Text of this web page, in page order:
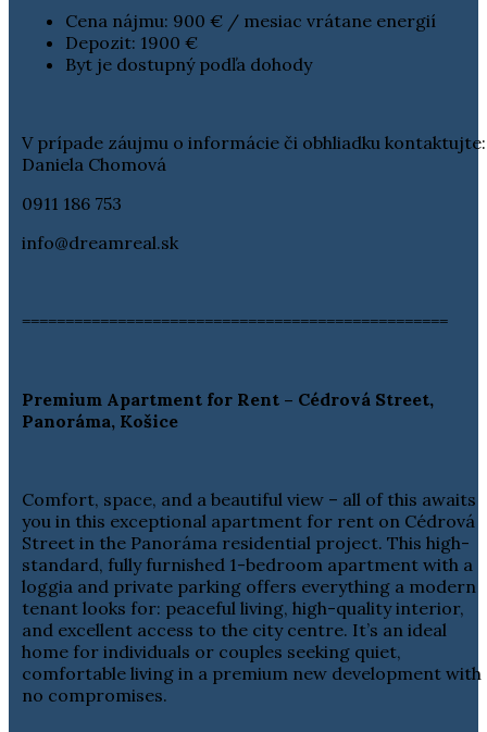
Cena nájmu: 900 € / mesiac vrátane energií
Depozit: 1900 €
Byt je dostupný podľa dohody
V prípade záujmu o informácie či obhliadku kontaktujte:
Daniela Chomová
0911 186 753
info@dreamreal.sk
=================================================
Premium Apartment for Rent – Cédrová Street,
Panoráma, Košice
Comfort, space, and a beautiful view – all of this awaits
you in this exceptional apartment for rent on Cédrová
Street in the Panoráma residential project. This high-
standard, fully furnished 1-bedroom apartment with a
loggia and private parking offers everything a modern
tenant looks for: peaceful living, high-quality interior,
and excellent access to the city centre. It’s an ideal
home for individuals or couples seeking quiet,
comfortable living in a premium new development with
no compromises.